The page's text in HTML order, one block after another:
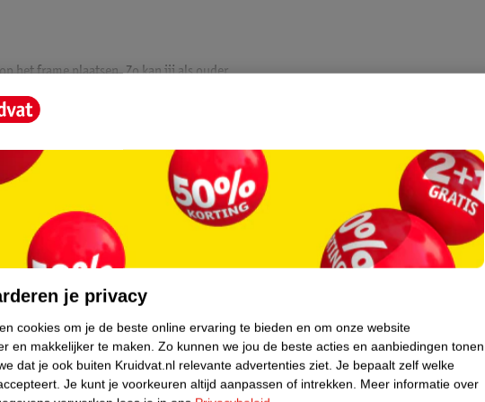
het frame plaatsen. Zo kan jij als ouder
De zonnekap van het reiswiegje en
eenvoudig in 4 verschillende lig
verstellen. Zo ligt of zit jouw kindje
super snel en makkelijk opvouwen. Dit is
thuis wilt opbergen.
je privacy
cookies om je de beste online ervaring te bieden en om onze website
en makkelijker te maken. Zo kunnen we jou de beste acties en aanbiedingen tonen
dat je ook buiten Kruidvat.nl relevante advertenties ziet. Je bepaalt zelf welke
Je kunt je voorkeuren altijd aanpassen of intrekken. Meer informatie over